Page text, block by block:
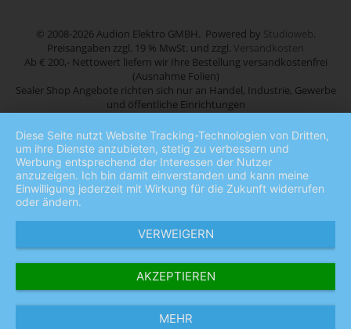
© 2008-2026 Audion Elektro GMBH. Powered by Studioweb.
Preisangaben zzgl. 19 % MwSt. und zzgl. Versandkosten
Ab € 200,- Nettowert liefern wir Ihre Bestellung versandkostenfrei
(Ausnahme Folien)
Sealer Shop Angebote richten sich nur an Handel, Industrie, Gewerbe
und öffentliche Einrichtungen
Diese Seite nutzt Website Tracking-Technologien von Dritten,
um ihre Dienste anzubieten, stetig zu verbessern und
Werbung entsprechend der Interessen der Nutzer
anzuzeigen. Ich bin damit einverstanden und kann meine
Einwilligung jederzeit mit Wirkung für die Zukunft widerrufen
oder ändern.
VERWEIGERN
AKZEPTIEREN
MEHR